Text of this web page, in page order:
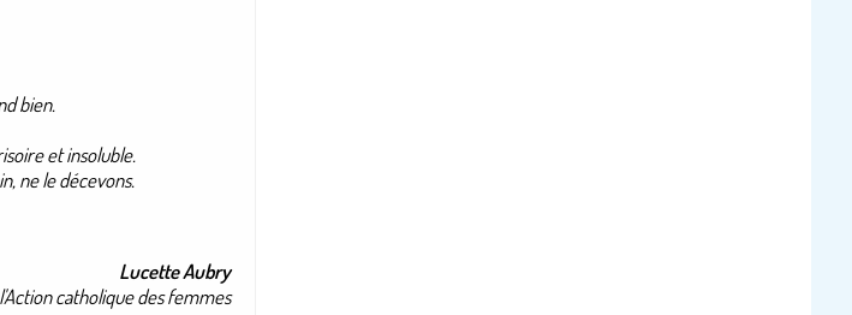
bien.
et insoluble.
ne le décevons.
Lucette Aubry
catholique des femmes